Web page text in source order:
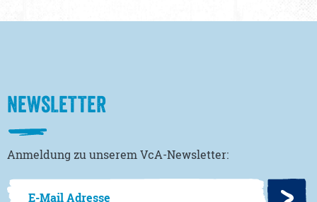
NEWSLETTER
Anmeldung zu unserem VcA-Newsletter: